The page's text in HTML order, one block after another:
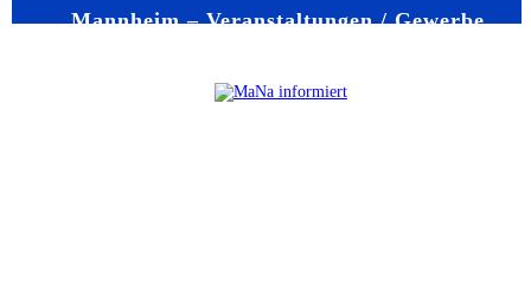
Mannheim – Veranstaltungen / Gewerbe